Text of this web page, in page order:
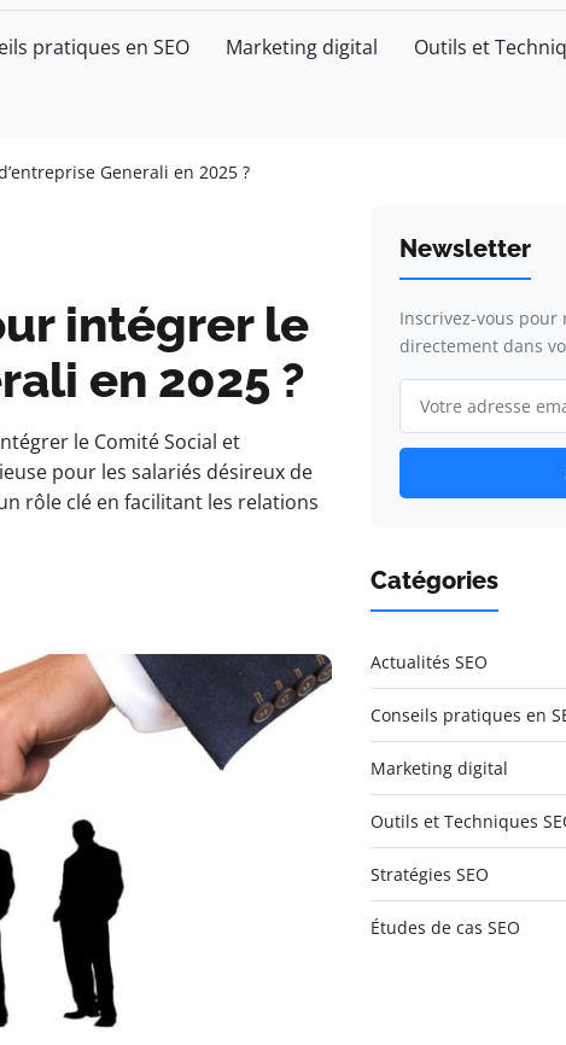
pratiques en SEO Marketing digital Outils et
Generali en 2025 ?
intégrer le
en 2025 ?
le Comité Social et
pour les salariés désireux de
rôle clé en facilitant les relations
Newsletter
Inscrivez-vous
directement dans
Catégories
Actualités SEO
Conseils pratiques en
Marketing digital
Outils et Techniques
Stratégies SEO
Études de cas SEO